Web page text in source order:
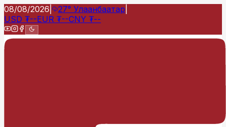
08/08/2026 27° Улаанбаатар
USD ₮--EUR ₮--CNY ₮--